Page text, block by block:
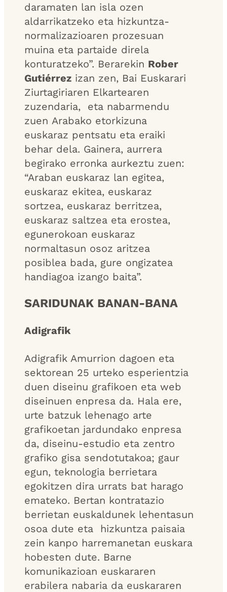
daramaten lan isla ozen
aldarrikatzeko eta hizkuntza-
normalizazioaren prozesuan
muina eta partaide direla
konturatzeko”. Berarekin Rober
Gutiérrez izan zen, Bai Euskarari
Ziurtagiriaren Elkartearen
zuzendaria, eta nabarmendu
zuen Arabako etorkizuna
euskaraz pentsatu eta eraiki
behar dela. Gainera, aurrera
begirako erronka aurkeztu zuen:
“Araban euskaraz lan egitea,
euskaraz ekitea, euskaraz
sortzea, euskaraz berritzea,
euskaraz saltzea eta erostea,
egunerokoan euskaraz
normaltasun osoz aritzea
posiblea bada, gure ongizatea
handiagoa izango baita”.
SARIDUNAK BANAN-BANA
Adigrafik
Adigrafik Amurrion dagoen eta
sektorean 25 urteko esperientzia
duen diseinu grafikoen eta web
diseinuen enpresa da. Hala ere,
urte batzuk lehenago arte
grafikoetan jardundako enpresa
da, diseinu-estudio eta zentro
grafiko gisa sendotutakoa; gaur
egun, teknologia berrietara
egokitzen dira urrats bat harago
emateko. Bertan kontratazio
berrietan euskaldunek lehentasun
osoa dute eta hizkuntza paisaia
zein kanpo harremanetan euskara
hobesten dute. Barne
komunikazioan euskararen
erabilera nabaria da euskararen